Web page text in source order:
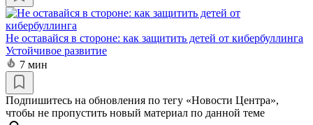
Не оставайся в стороне: как защитить детей от кибербуллинга
Устойчивое развитие
7 мин
Подпишитесь на обновления по тегу «Новости Центра»,
чтобы не пропустить новый материал по данной теме